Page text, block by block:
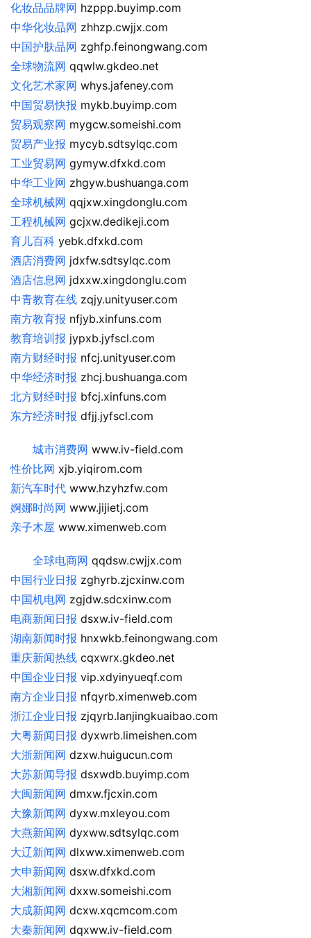
化妆品品牌网 hzppp.buyimp.com
中华化妆品网 zhhzp.cwjjx.com
中国护肤品网 zghfp.feinongwang.com
全球物流网 qqwlw.gkdeo.net
文化艺术家网 whys.jafeney.com
中国贸易快报 mykb.buyimp.com
贸易观察网 mygcw.someishi.com
贸易产业报 mycyb.sdtsylqc.com
工业贸易网 gymyw.dfxkd.com
中华工业网 zhgyw.bushuanga.com
全球机械网 qqjxw.xingdonglu.com
工程机械网 gcjxw.dedikeji.com
育儿百科 yebk.dfxkd.com
酒店消费网 jdxfw.sdtsylqc.com
酒店信息网 jdxxw.xingdonglu.com
中青教育在线 zqjy.unityuser.com
南方教育报 nfjyb.xinfuns.com
教育培训报 jypxb.jyfscl.com
南方财经时报 nfcj.unityuser.com
中华经济时报 zhcj.bushuanga.com
北方财经时报 bfcj.xinfuns.com
东方经济时报 dfjj.jyfscl.com
城市消费网 www.iv-field.com
性价比网 xjb.yiqirom.com
新汽车时代 www.hzyhzfw.com
婀娜时尚网 www.jijietj.com
亲子木屋 www.ximenweb.com
全球电商网 qqdsw.cwjjx.com
中国行业日报 zghyrb.zjcxinw.com
中国机电网 zgjdw.sdcxinw.com
电商新闻日报 dsxw.iv-field.com
湖南新闻时报 hnxwkb.feinongwang.com
重庆新闻热线 cqxwrx.gkdeo.net
中国企业日报 vip.xdyinyueqf.com
南方企业日报 nfqyrb.ximenweb.com
浙江企业日报 zjqyrb.lanjingkuaibao.com
大粤新闻日报 dyxwrb.limeishen.com
大浙新闻网 dzxw.huigucun.com
大苏新闻导报 dsxwdb.buyimp.com
大闽新闻网 dmxw.fjcxin.com
大豫新闻网 dyxw.mxleyou.com
大燕新闻网 dyxww.sdtsylqc.com
大辽新闻网 dlxww.ximenweb.com
大申新闻网 dsxw.dfxkd.com
大湘新闻网 dxxw.someishi.com
大成新闻网 dcxw.xqcmcom.com
大秦新闻网 dqxww.iv-field.com